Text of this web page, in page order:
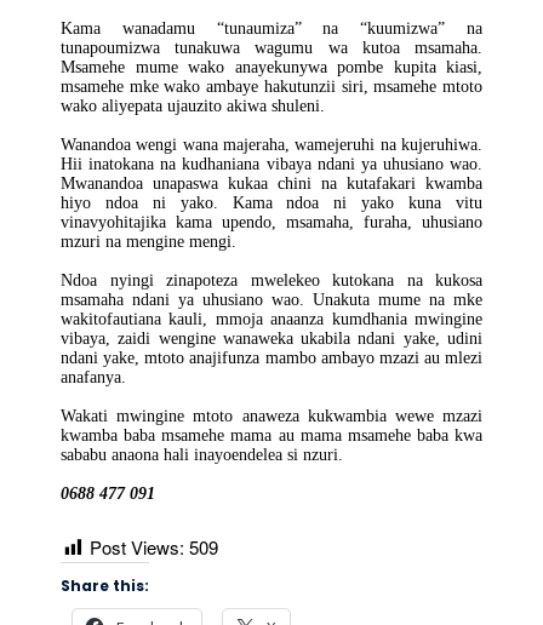
Kama wanadamu “tunaumiza” na “kuumizwa” na
tunapoumizwa tunakuwa wagumu wa kutoa msamaha.
Msamehe mume wako anayekunywa pombe kupita kiasi,
msamehe mke wako ambaye hakutunzii siri, msamehe mtoto
wako aliyepata ujauzito akiwa shuleni.
Wanandoa wengi wana majeraha, wamejeruhi na kujeruhiwa.
Hii inatokana na kudhaniana vibaya ndani ya uhusiano wao.
Mwanandoa unapaswa kukaa chini na kutafakari kwamba
hiyo ndoa ni yako. Kama ndoa ni yako kuna vitu
vinavyohitajika kama upendo, msamaha, furaha, uhusiano
mzuri na mengine mengi.
Ndoa nyingi zinapoteza mwelekeo kutokana na kukosa
msamaha ndani ya uhusiano wao. Unakuta mume na mke
wakitofautiana kauli, mmoja anaanza kumdhania mwingine
vibaya, zaidi wengine wanaweka ukabila ndani yake, udini
ndani yake, mtoto anajifunza mambo ambayo mzazi au mlezi
anafanya.
Wakati mwingine mtoto anaweza kukwambia wewe mzazi
kwamba baba msamehe mama au mama msamehe baba kwa
sababu anaona hali inayoendelea si nzuri.
0688 477 091
Post Views: 509
Share this: